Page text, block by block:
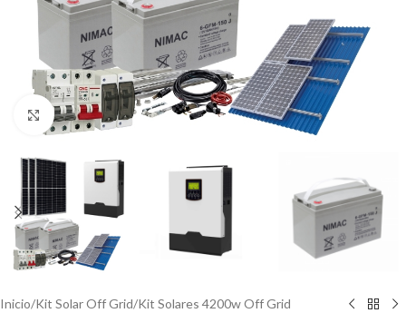
Clic para ampliar
Inicio/Kit Solar Off Grid/Kit Solares 4200w Off Grid